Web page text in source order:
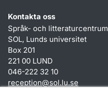
Kontakta oss
Språk- och litteraturcentrum
SOL, Lunds universitet
Box 201
221 00 LUND
046-222 32 10
reception@sol.lu.se